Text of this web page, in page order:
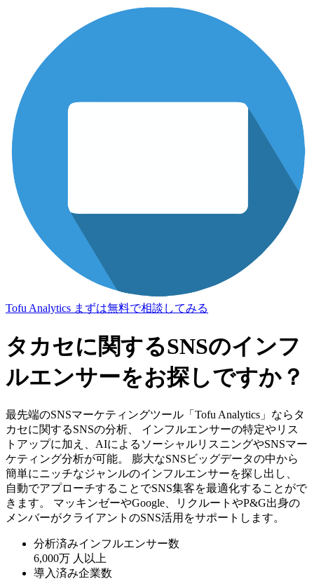
Tofu Analytics まずは無料で相談してみる
タカセに関するSNSのインフ
ルエンサーをお探しですか？
最先端のSNSマーケティングツール「Tofu Analytics」ならタ
カセに関するSNSの分析、 インフルエンサーの特定やリス
トアップに加え、AIによるソーシャルリスニングやSNSマー
ケティング分析が可能。 膨大なSNSビッグデータの中から
簡単にニッチなジャンルのインフルエンサーを探し出し、
自動でアプローチすることでSNS集客を最適化することがで
きます。 マッキンゼーやGoogle、リクルートやP&G出身の
メンバーがクライアントのSNS活用をサポートします。
分析済みインフルエンサー数
6,000万 人以上
導入済み企業数